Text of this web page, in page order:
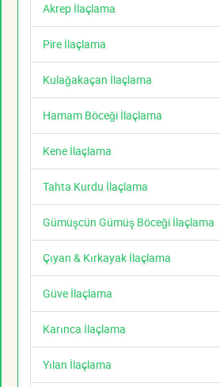
Akrep İlaçlama
Pire İlaçlama
Kulağakaçan İlaçlama
Hamam Böceği İlaçlama
Kene İlaçlama
Tahta Kurdu İlaçlama
Gümüşcün Gümüş Böceği İlaçlama
Çıyan & Kırkayak İlaçlama
Güve İlaçlama
Karınca İlaçlama
Yılan İlaçlama